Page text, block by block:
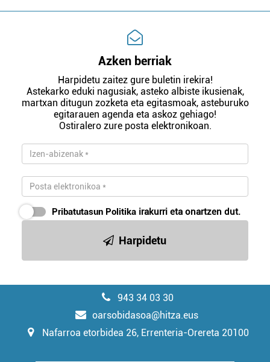
Azken berriak
Harpidetu zaitez gure buletin irekira!
Astekarko eduki nagusiak, asteko albiste ikusienak,
martxan ditugun zozketa eta egitasmoak, asteburuko
egitarauen agenda eta askoz gehiago!
Ostiralero zure posta elektronikoan.
Pribatutasun Politika irakurri eta onartzen dut.
Harpidetu
943 34 03 30
oarsobidasoa@hitza.eus
Nafarroa etorbidea 26, Errenteria-Orereta 20100